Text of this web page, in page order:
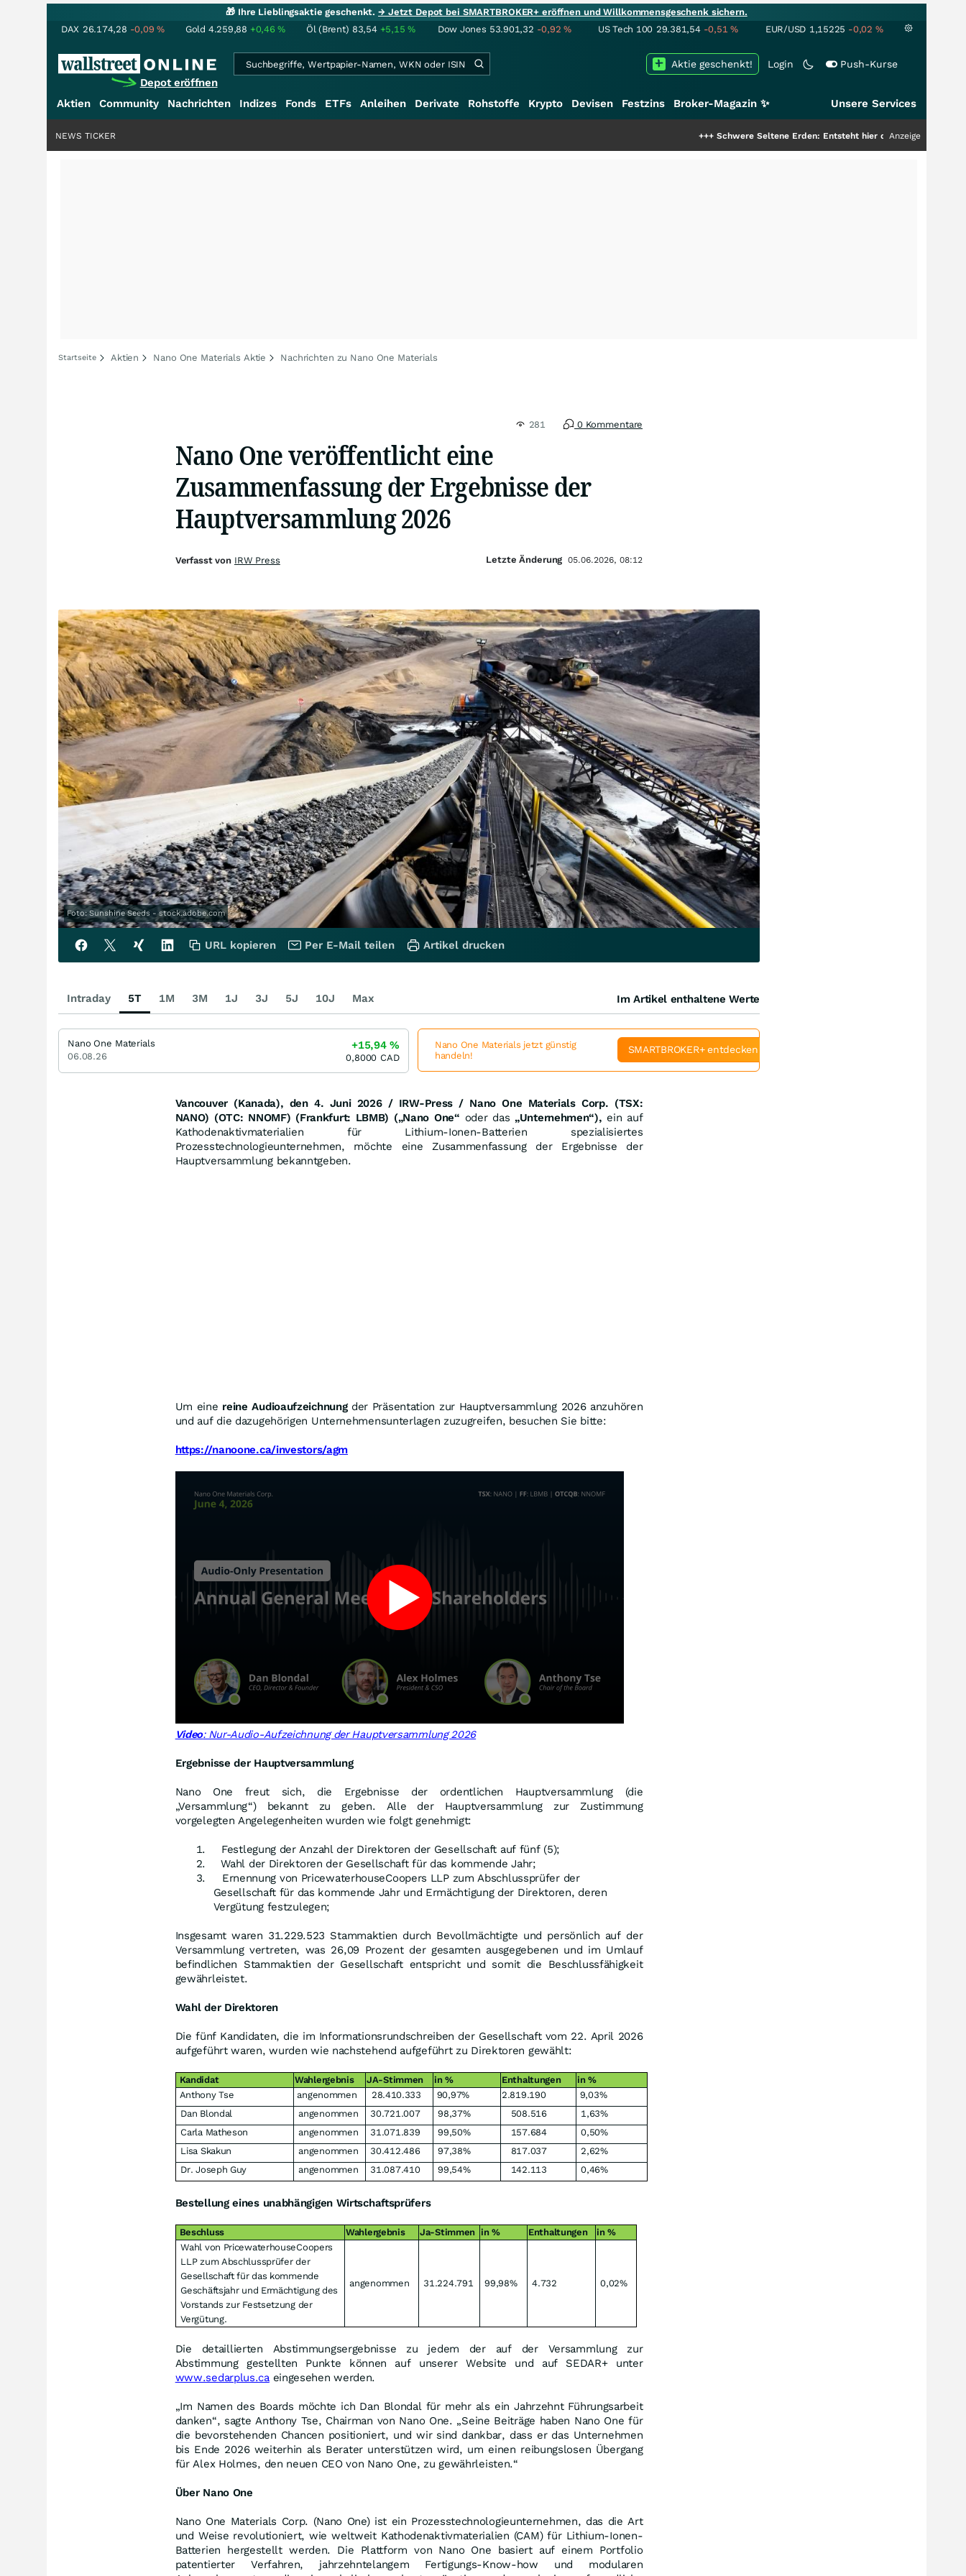
🎁 Ihre Lieblingsaktie geschenkt.→ Jetzt Depot bei SMARTBROKER+ eröffnen und Willkommensgeschenk sichern.
DAX 26.174,28 -0,09% Gold 4.259,88 +0,46% Öl (Brent) 83,54 +5,15% Dow Jones 53.901,32 -0,92% US Tech 100 29.381,54 -0,51% EUR/USD 1,15225 -0,02 %
Depot eröffnen
Login Push-Kurse
Aktie geschenkt!
Aktien Community Nachrichten Indizes Fonds ETFs Anleihen Derivate Rohstoffe Krypto Devisen Festzins Broker-Magazin ✨ Unsere Services
Schwere Seltene Erden: Entsteht hier die nächste Milliardenstory?
Anzeige
NEWS TICKER
Startseite Aktien Nano One Materials Aktie Nachrichten zu Nano One Materials
281 0 Kommentare
Nano One veröffentlicht eine
Zusammenfassung der Ergebnisse der
Hauptversammlung 2026
Foto: Sunshine Seeds - stock.adobe.com
Vancouver (Kanada), den 4. Juni 2026 / IRW-Press / Nano One Materials Corp. (TSX:
NANO) (OTC: NNOMF) (Frankfurt: LBMB) („Nano One“ oder das „Unternehmen“), ein auf
Kathodenaktivmaterialien für Lithium-Ionen-Batterien spezialisiertes
Prozesstechnologieunternehmen, möchte eine Zusammenfassung der Ergebnisse der
Hauptversammlung bekanntgeben.
Um eine reine Audioaufzeichnung der Präsentation zur Hauptversammlung 2026 anzuhören
und auf die dazugehörigen Unternehmensunterlagen zuzugreifen, besuchen Sie bitte:
https://nanoone.ca/investors/agm
Video: Nur-Audio-Aufzeichnung der Hauptversammlung 2026
Ergebnisse der Hauptversammlung
Nano One freut sich, die Ergebnisse der ordentlichen Hauptversammlung (die
„Versammlung“) bekannt zu geben. Alle der Hauptversammlung zur Zustimmung
vorgelegten Angelegenheiten wurden wie folgt genehmigt:
Festlegung der Anzahl der Direktoren der Gesellschaft auf fünf (5);
Wahl der Direktoren der Gesellschaft für das kommende Jahr;
Ernennung von PricewaterhouseCoopers LLP zum Abschlussprüfer der
Gesellschaft für das kommende Jahr und Ermächtigung der Direktoren, deren
Vergütung festzulegen;
Insgesamt waren 31.229.523 Stammaktien durch Bevollmächtigte und persönlich auf der
Versammlung vertreten, was 26,09 Prozent der gesamten ausgegebenen und im Umlauf
befindlichen Stammaktien der Gesellschaft entspricht und somit die Beschlussfähigkeit
gewährleistet.
Wahl der Direktoren
Die fünf Kandidaten, die im Informationsrundschreiben der Gesellschaft vom 22. April 2026
aufgeführt waren, wurden wie nachstehend aufgeführt zu Direktoren gewählt:
Kandidat Wahlergebnis JA-Stimmen in % Enthaltungen
in %
Anthony Tse
angenommen 28.410.333 90,97% 2.819.190
9,03%
Dan Blondal
angenommen 30.721.007 98,37% 508.516
1,63%
Carla Matheson
angenommen 31.071.839 99,50% 157.684
0,50%
Lisa Skakun
angenommen 30.412.486 97,38% 817.037
2,62%
Dr. Joseph Guy
angenommen 31.087.410 99,54% 142.113 0,46%
Bestellung eines unabhängigen Wirtschaftsprüfers
Beschluss Wahlergebnis Ja-Stimmen in % Enthaltungen
in %
Wahl von PricewaterhouseCoopers
LLP zum Abschlussprüfer der
Gesellschaft für das kommende
Geschäftsjahr und Ermächtigung des
Vorstands zur Festsetzung der
Vergütung.
angenommen 31.224.791 99,98% 4.732 0,02%
Die detaillierten Abstimmungsergebnisse zu jedem der auf der Versammlung zur
Abstimmung gestellten Punkte können auf unserer Website und auf SEDAR+ unter
www.sedarplus.ca eingesehen werden.
„Im Namen des Boards möchte ich Dan Blondal für mehr als ein Jahrzehnt Führungsarbeit
danken“, sagte Anthony Tse, Chairman von Nano One. „Seine Beiträge haben Nano One für
die bevorstehenden Chancen positioniert, und wir sind dankbar, dass er das Unternehmen
bis Ende 2026 weiterhin als Berater unterstützen wird, um einen reibungslosen Übergang
für Alex Holmes, den neuen CEO von Nano One, zu gewährleisten.“
Über Nano One
Nano One Materials Corp. (Nano One) ist ein Prozesstechnologieunternehmen, das die Art
und Weise revolutioniert, wie weltweit Kathodenaktivmaterialien (CAM) für Lithium-Ionen-
Batterien hergestellt werden. Die Plattform von Nano One basiert auf einem Portfolio
patentierter Verfahren, jahrzehntelangem Fertigungs-Know-how und modularen
Verfasst von IRW Press Letzte Änderung 05.06.2026, 08:12
URL kopieren Per E-Mail teilen Artikel drucken
Intraday 5T 1M 3M 1J 3J 5J 10J Max Im Artikel enthaltene Werte
Nano One Materials
06.08.26
+15,94%
0,8000 CAD
Nano One Materials jetzt günstig
handeln!
SMARTBROKER+ entdecken